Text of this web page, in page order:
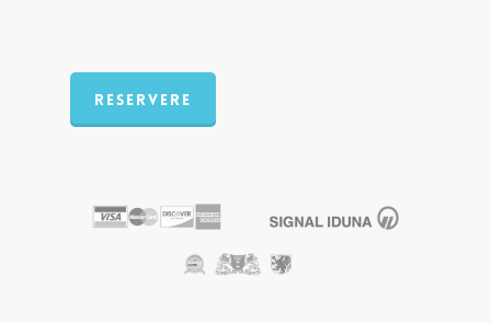
RESERVERE